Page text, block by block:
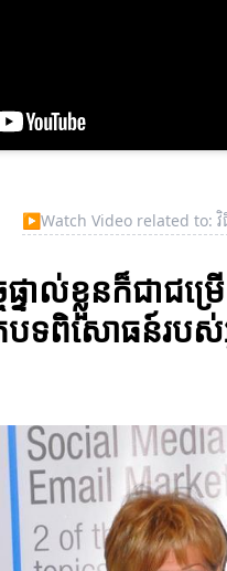
▶Watch Video related to: វិធីដ
ទាល់ខ្លួនក៏ជាជ
បទពិសោធន៍របស់